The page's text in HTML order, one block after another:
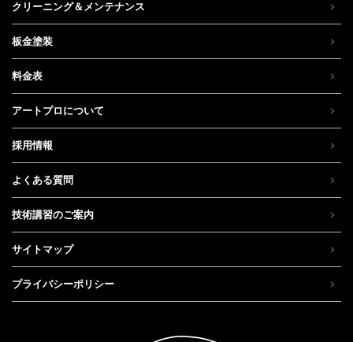
クリーニング＆メンテナンス
板金塗装
料金表
アートプロについて
採用情報
よくある質問
技術講習のご案内
サイトマップ
プライバシーポリシー